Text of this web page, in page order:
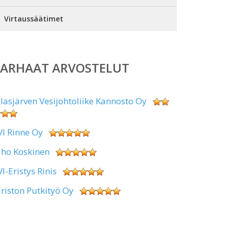
Virtaussäätimet
ARVOSTELUT
Vesijohtoliike Kannosto Oy
Rinne Oy
Koskinen
Eristys Rinis
Putkityö Oy